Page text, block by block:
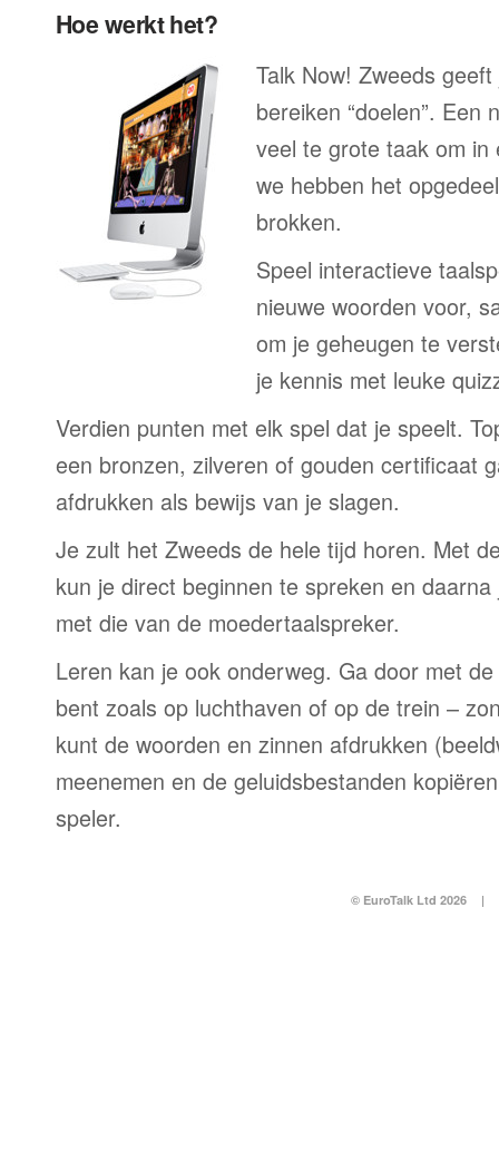
Hoe werkt het?
Talk Now! Zweeds
bereiken “doelen”. Een
veel te grote taak om
we hebben het
brokken.
Speel interactieve
nieuwe woorden voor,
om je geheugen te
je kennis met leuke
Verdien punten met elk spel dat je speelt.
een bronzen, zilveren of gouden certificaat
afdrukken als bewijs van je slagen.
Je zult het Zweeds de hele tijd horen. Met
kun je direct beginnen te spreken en
met die van de moedertaalspreker.
Leren kan je ook onderweg. Ga door met
bent zoals op luchthaven of op de trein –
kunt de woorden en zinnen afdrukken
meenemen en de geluidsbestanden
speler.
© EuroTalk Ltd 2026 |